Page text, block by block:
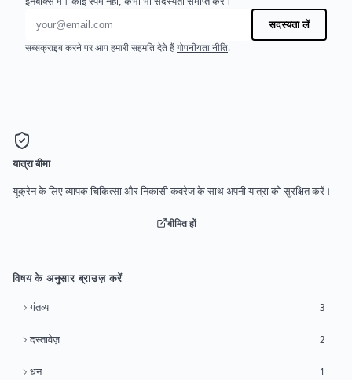
ईमेल पता
सदस्यता लें
सब्सक्राइब करने पर आप हमारी सहमति देते हैं गोपनीयता नीति.
यात्रा बीमा
यूक्रेन के लिए व्यापक चिकित्सा और निकासी कवरेज के साथ अपनी यात्रा को सुरक्षित करें।
बीमित हों
विषय के अनुसार ब्राउज़ करें
गंतव्य 3
दस्तावेज़ 2
धन 1